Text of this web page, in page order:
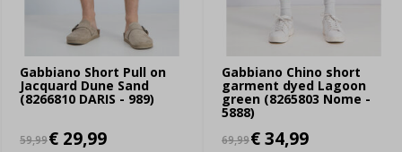
Gabbiano Short Pull on
Jacquard Dune Sand
(8266810 DARIS - 989)
59,99€ 29,99
Gabbiano Chino short
garment dyed Lagoon
green (8265803 Nome -
5888)
69,99€ 34,99